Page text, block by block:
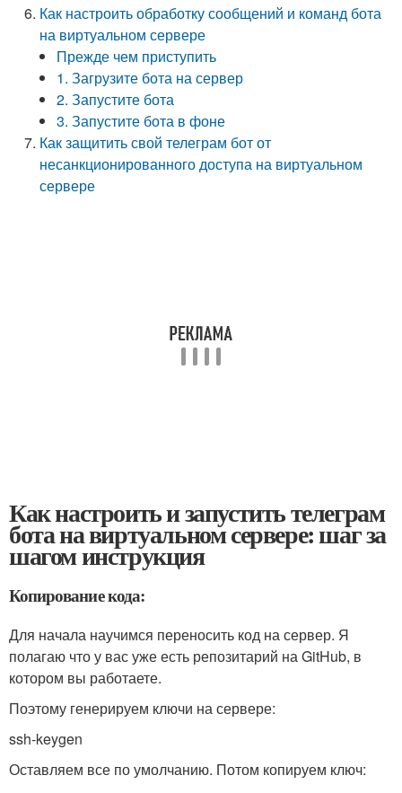
Как настроить обработку сообщений и команд бота
на виртуальном сервере
Прежде чем приступить
1. Загрузите бота на сервер
2. Запустите бота
3. Запустите бота в фоне
Как защитить свой телеграм бот от
несанкционированного доступа на виртуальном
сервере
Как настроить и запустить телеграм
бота на виртуальном сервере: шаг за
шагом инструкция
Копирование кода:
Для начала научимся переносить код на сервер. Я
полагаю что у вас уже есть репозитарий на GitHub, в
котором вы работаете.
Поэтому генерируем ключи на сервере:
ssh-keygen
Оставляем все по умолчанию. Потом копируем ключ: